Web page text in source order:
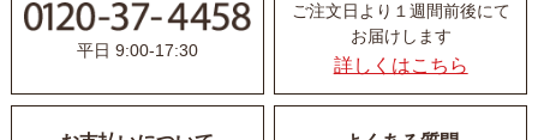
平日 9:00-17:30
ご注文日より１週間前後にて
お届けします
詳しくはこちら